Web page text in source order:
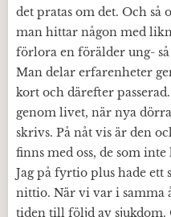
det pratas om det. Och så
man hittar någon med
förlora en förälder ung- så
Man delar erfarenheter
kort och därefter
genom livet, när nya
skrivs. På nåt vis är den
finns med oss, de som
Jag på fyrtio plus hade ett
nittio. När vi var i samma
tiden till följd av sjukdom.